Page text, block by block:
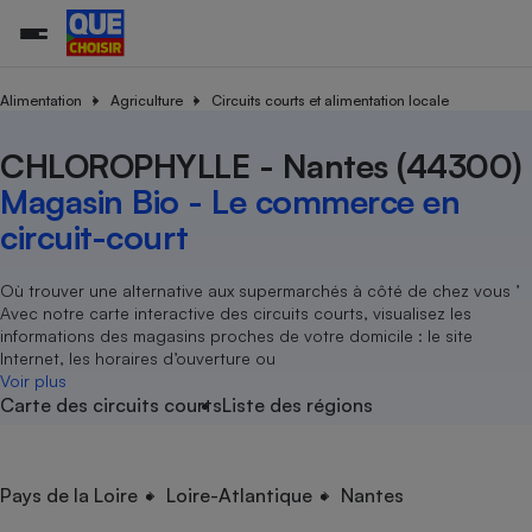
Alimentation Agriculture Circuits courts et alimentation locale
CHLOROPHYLLE - Nantes (44300)
Magasin Bio - Le commerce en
circuit-court
Où trouver une alternative aux supermarchés à côté de chez vous ’
Avec notre carte interactive des circuits courts, visualisez les
informations des magasins proches de votre domicile : le site
Internet, les horaires d’ouverture ou
Voir plus
Carte des circuits courtsListe des régions
Pays de la Loire Loire-Atlantique Nantes
Additifs
Magasin - Grande surface
Méthode de vente -
Organismes de défense
Système judiciairegratuit
Air
Achat - Vente - Travaux
Location
Sport
électrique
Démarche administrative
Senior
Service marchand
Train
Transport aérien
Toutes les actualités
Enquêtes
Guides d'achat
Conseils
Brèves
Tous les services
Soumettre un litige
Lettres types
Rencontrer une association locale
Tous nos combats
Nos actions
Nos grandes victoires
Les billets de la présidente
Nos associations locales
Nous rejoindre
En savoir plus sur Que Choisir Ensemble
nous ?
L’association
Nos missions
Notre méthodologie
Notre financement
Nos partenaires
Nous rejoindre